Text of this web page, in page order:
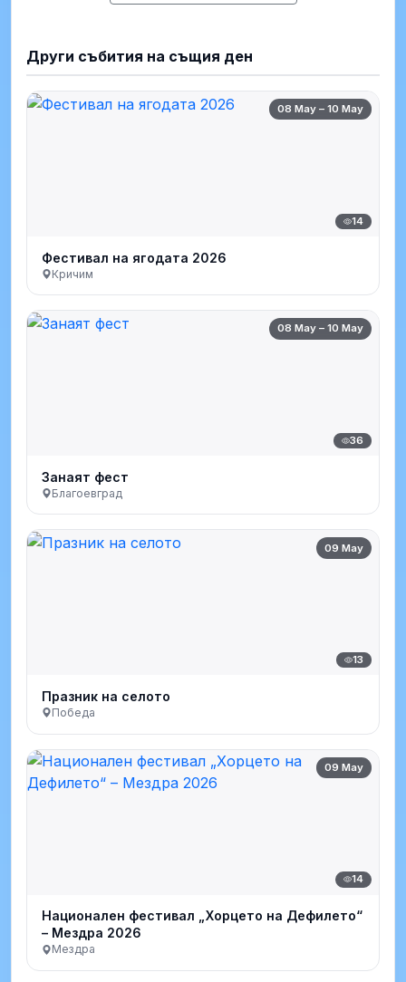
Други събития на същия ден
08 May – 10 May
14
Фестивал на ягодата 2026
Кричим
08 May – 10 May
36
Занаят фест
Благоевград
09 May
13
Празник на селото
Победа
09 May
14
Национален фестивал „Хорцето на Дефилето“
– Мездра 2026
Мездра